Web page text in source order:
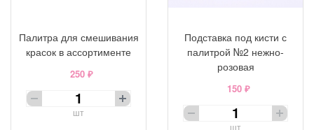
Палитра для смешивания
красок в ассортименте
250 ₽
шт
Подставка под кисти с
палитрой №2 нежно-
розовая
150 ₽
шт